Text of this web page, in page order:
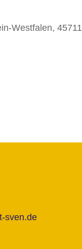
Westfalen, 45711
sven.de